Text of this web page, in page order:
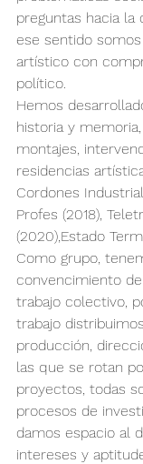
preguntas hacia la
ese sentido
artístico con
político.
Hemos
historia y
montajes,
residencias
Cordones
Profes (2018),
(2020),Estado
Como grupo,
convencimiento
trabajo colectivo,
trabajo
producción,
las que se rotan
proyectos, todas
procesos de
damos espacio al
intereses y